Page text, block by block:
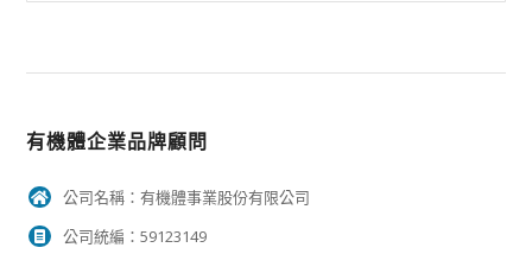
有機體企業品牌顧問
公司名稱：有機體事業股份有限公司
公司統編：59123149